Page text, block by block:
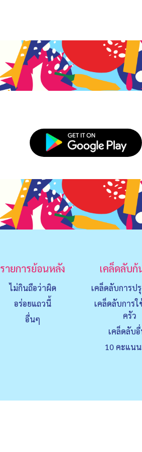
รายการย้อนหลัง
ไม่กินถือว่าผิด
อร่อยแถวนี้
อื่นๆ
เคล็ดลับก้
เคล็ดลับการป
เคล็ดลับการใ
ครัว
เคล็ดลับ
10 คะแน